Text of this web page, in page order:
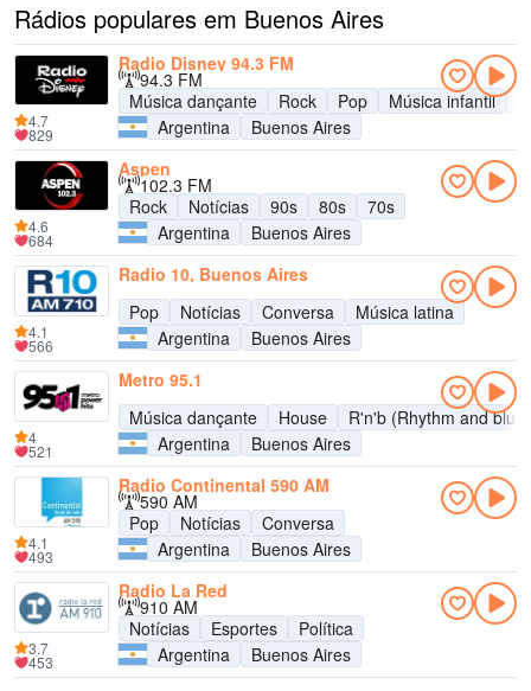
Rádios populares em Buenos Aires
Radio Disney 94.3 FM
94.3 FM
Música dançante
Rock Pop Música infantil
Argentina
Buenos Aires
4.7
829
Aspen
102.3 FM
Rock
Notícias 90s 80s
70s
Argentina
Buenos Aires
4.6
684
Radio 10, Buenos Aires
Pop
Notícias Conversa
Música latina
Argentina
Buenos Aires
4.1
566
Metro 95.1
Música dançante
House
R'n'b (Rhythm and
Argentina
Buenos Aires
4
521
Radio Continental 590 AM
590 AM
Pop
Notícias
Conversa
Argentina
Buenos Aires
4.1
493
Radio La Red
910 AM
Notícias
Esportes
Política
Argentina
Buenos Aires
3.7
453